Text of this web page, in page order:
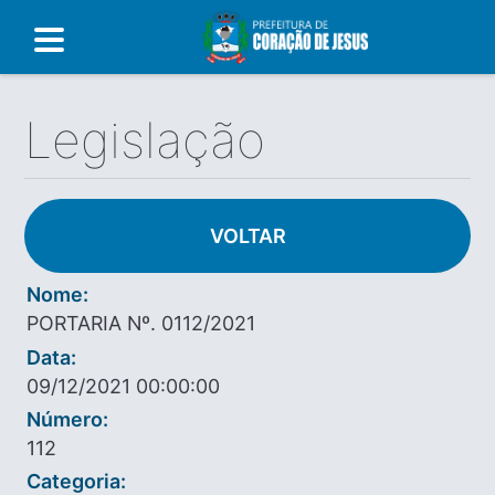
Legislação
VOLTAR
Nome:
PORTARIA Nº. 0112/2021
Data:
09/12/2021 00:00:00
Número:
112
Categoria: